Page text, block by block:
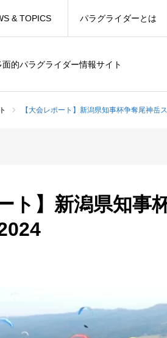
面的パラグライダー情報サイト
& TOPICS パラグライダーとは
【大会レポート】新潟県知事杯争奪尾神岳
ト】新潟県知事